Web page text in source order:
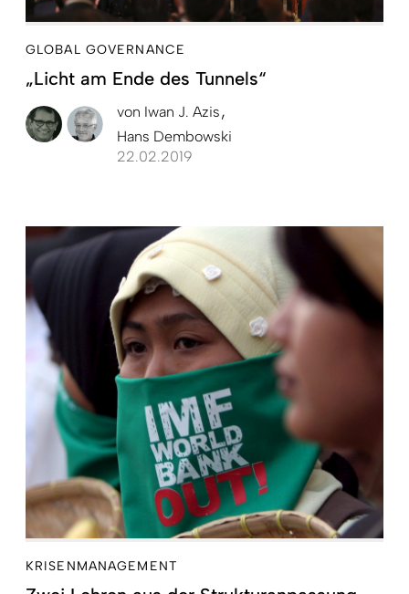
GLOBAL GOVERNANCE
„Licht am Ende des Tunnels“
von Iwan J. Azis
Hans Dembowski
22.02.2019
KRISENMANAGEMENT